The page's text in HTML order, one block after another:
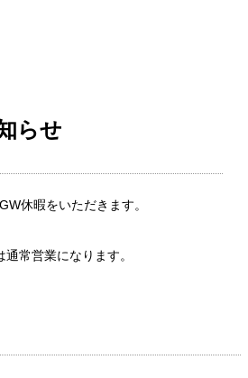
らせ
休暇をいただきます。
常営業になります。